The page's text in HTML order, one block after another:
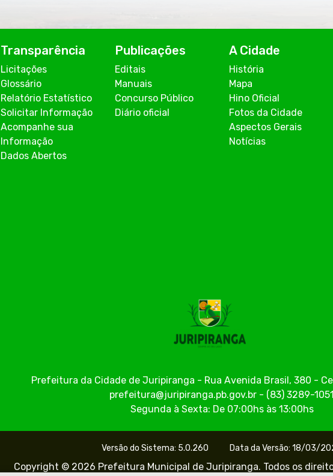
Transparência
Licitações
Glossário
Relatório Estatístico
Solicitar Informação
Acompanhe sua
Informação
Dados Abertos
Publicações
Editais
Manuais
Concurso Público
Diário oficial
A Cidade
História
Mapa
Hino Oficial
Fotos da Cidade
Aspectos Gerais
Notícias
Prefeitura da Cidade de Juripiranga - Rua Avenida Brasil, 380 -
prefeitura@juripiranga.pb.gov.br - (83) 3289-1051
Segunda à Sexta: De 07:00hs às 13:00hs
Versão do Sistema: 5.0.260 Data da Versão: 18/03/
Copyright © 2026 Prefeitura Municipal de Juripiranga. Todos os